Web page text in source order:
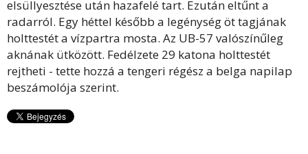
elsüllyesztése után hazafelé tart. Ezután eltűnt a
radarról. Egy héttel később a legénység öt tagjának
holttestét a vízpartra mosta. Az UB-57 valószínűleg
aknának ütközött. Fedélzete 29 katona holttestét
rejtheti - tette hozzá a tengeri régész a belga napilap
beszámolója szerint.